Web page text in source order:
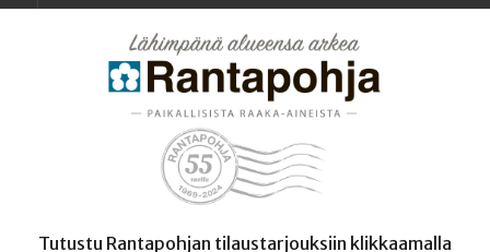
Tutustu Rantapohjan tilaustarjouksiin klikkaamalla